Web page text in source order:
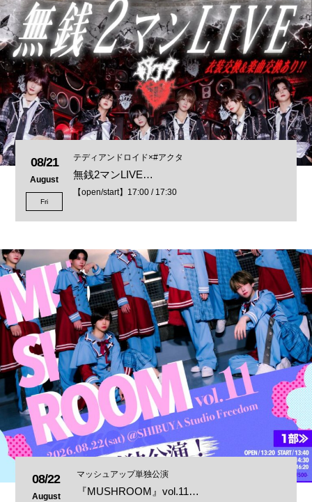
08/21
August
Fri
テディアンドロイド×#アクタ
無銭2マンLIVE…
【open/start】17:00 / 17:30
08/22
August
マッシュアップ単独公演
『MUSHROOM』vol.11…